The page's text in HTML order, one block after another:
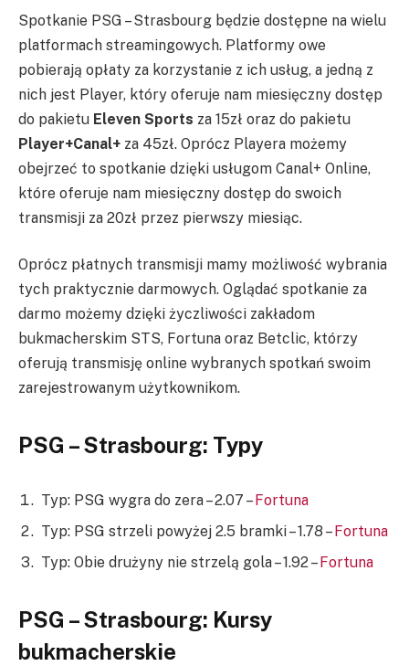
Spotkanie PSG – Strasbourg będzie dostępne na wielu
platformach streamingowych. Platformy owe
pobierają opłaty za korzystanie z ich usług, a jedną z
nich jest Player, który oferuje nam miesięczny dostęp
do pakietu Eleven Sports za 15zł oraz do pakietu
Player+Canal+ za 45zł. Oprócz Playera możemy
obejrzeć to spotkanie dzięki usługom Canal+ Online,
które oferuje nam miesięczny dostęp do swoich
transmisji za 20zł przez pierwszy miesiąc.
Oprócz płatnych transmisji mamy możliwość wybrania
tych praktycznie darmowych. Oglądać spotkanie za
darmo możemy dzięki życzliwości zakładom
bukmacherskim STS, Fortuna oraz Betclic, którzy
oferują transmisję online wybranych spotkań swoim
zarejestrowanym użytkownikom.
PSG – Strasbourg: Typy
Typ: PSG wygra do zera – 2.07 –Fortuna
Typ: PSG strzeli powyżej 2.5 bramki – 1.78 –Fortuna
Typ: Obie drużyny nie strzelą gola – 1.92 –Fortuna
PSG – Strasbourg: Kursy
bukmacherskie